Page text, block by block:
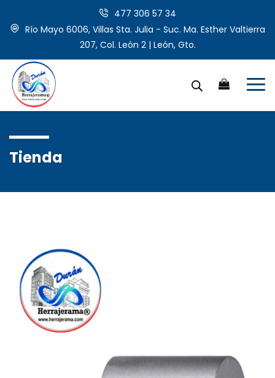
477 306 57 34
Río Mayo 6006, Villas Sta. Julia - Suc. Ma. Esther Valtierra
207, Col. León 2 | León, Gto.
Tienda